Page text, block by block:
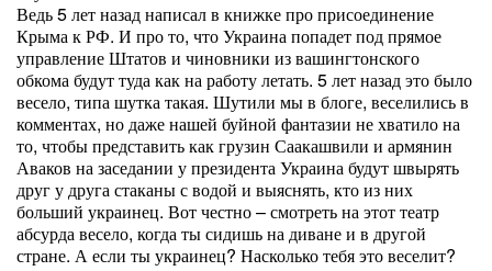
Ведь 5 лет назад написал в книжке про присоединение
Крыма к РФ. И про то, что Украина попадет под прямое
управление Штатов и чиновники из вашингтонского
обкома будут туда как на работу летать. 5 лет назад это было
весело, типа шутка такая. Шутили мы в блоге, веселились в
комментах, но даже нашей буйной фантазии не хватило на
то, чтобы представить как грузин Саакашвили и армянин
Аваков на заседании у президента Украина будут швырять
друг у друга стаканы с водой и выяснять, кто из них
больший украинец. Вот честно – смотреть на этот театр
абсурда весело, когда ты сидишь на диване и в другой
стране. А если ты украинец? Насколько тебя это веселит?